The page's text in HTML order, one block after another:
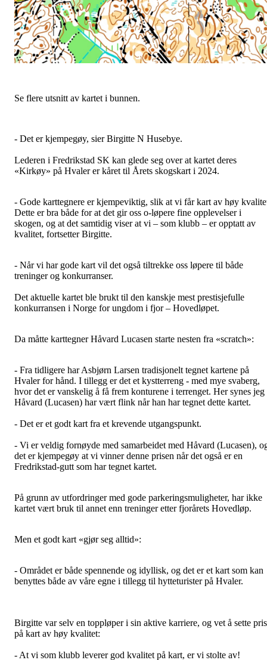
Se flere utsnitt av kartet i bunnen.
- Det er kjempegøy, sier Birgitte N Husebye.
Lederen i Fredrikstad SK kan glede seg over at kartet deres
«Kirkøy» på Hvaler er kåret til Årets skogskart i 2024.
- Gode karttegnere er kjempeviktig, slik at vi får kart av høy
Dette er bra både for at det gir oss o-løpere fine opplevelser i
skogen, og at det samtidig viser at vi – som klubb – er opptatt av
kvalitet, fortsetter Birgitte.
- Når vi har gode kart vil det også tiltrekke oss løpere til både
treninger og konkurranser.
Det aktuelle kartet ble brukt til den kanskje mest prestisjefulle
konkurransen i Norge for ungdom i fjor – Hovedløpet.
Da måtte karttegner Håvard Lucasen starte nesten fra «scratch»:
- Fra tidligere har Asbjørn Larsen tradisjonelt tegnet kartene på
Hvaler for hånd. I tillegg er det et kystterreng - med mye svaberg,
hvor det er vanskelig å få frem konturene i terrenget. Her synes jeg
Håvard (Lucasen) har vært flink når han har tegnet dette kartet.
- Det er et godt kart fra et krevende utgangspunkt.
- Vi er veldig fornøyde med samarbeidet med Håvard (Lucasen),
det er kjempegøy at vi vinner denne prisen når det også er en
Fredrikstad-gutt som har tegnet kartet.
På grunn av utfordringer med gode parkeringsmuligheter, har ikke
kartet vært bruk til annet enn treninger etter fjorårets Hovedløp.
Men et godt kart «gjør seg alltid»:
- Området er både spennende og idyllisk, og det er et kart som kan
benyttes både av våre egne i tillegg til hytteturister på Hvaler.
Birgitte var selv en toppløper i sin aktive karriere, og vet å sette pris
på kart av høy kvalitet:
- At vi som klubb leverer god kvalitet på kart, er vi stolte av!